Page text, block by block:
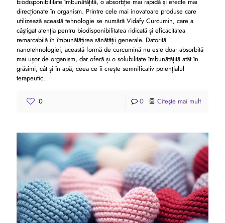
direcționate în organism. Printre cele mai inovatoare produse care
utilizează această tehnologie se numără Vidafy Curcumin, care a
câștigat atenția pentru biodisponibilitatea ridicată și eficacitatea
remarcabilă în îmbunătățirea sănătății generale. Datorită
nanotehnologiei, această formă de curcumină nu este doar absorbită
mai ușor de organism, dar oferă și o solubilitate îmbunătățită atât în ​​
grăsimi, cât și în apă, ceea ce îi crește semnificativ potențialul
terapeutic.
0 0 Citeşte mai mult